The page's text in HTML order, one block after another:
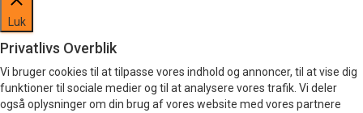
Luk
Privatlivs Overblik
Vi bruger cookies til at tilpasse vores indhold og annoncer, til at vise dig
funktioner til sociale medier og til at analysere vores trafik. Vi deler
også oplysninger om din brug af vores website med vores partnere